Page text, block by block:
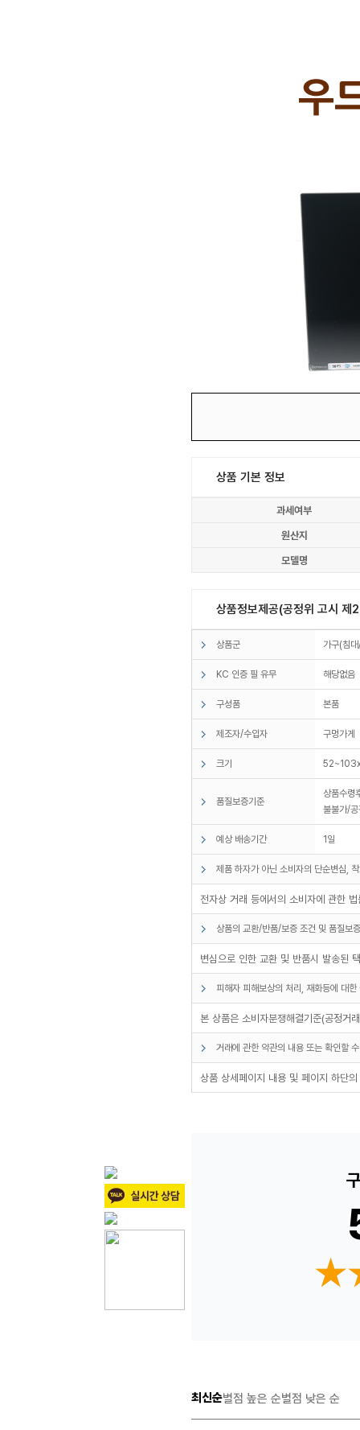
상품 기본 정보
과세여부
원산지
모델명
상품정보제공(공정위 고시
상품군 가구(침
KC 인증 필 유무 해당없음
구성품 본품
제조자/수입자 구멍가게
크기
품질보증기준
상품수령
불불가/
예상 배송기간 1일
제품 하자가 아닌 소비자의 단순변심,
전자상 거래 등에서의 소비자에 관한
상품의 교환/반품/보증 조건 및 품질보
변심으로 인한 교환 및 반품시 발송된
피해자 피해보상의 처리, 재화등에 대
본 상품은 소비자분쟁해결기준(공정거
거래에 관한 약관의 내용 또는 확인할
상품 상세페이지 내용 및 페이지 하단
최신순별점 높은 순별점 낮은 순